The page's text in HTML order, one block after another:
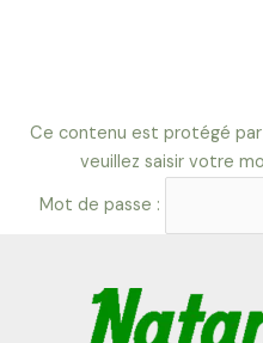
AllerCe contenu est protégé
veuillez saisir votre
Mot de passe :